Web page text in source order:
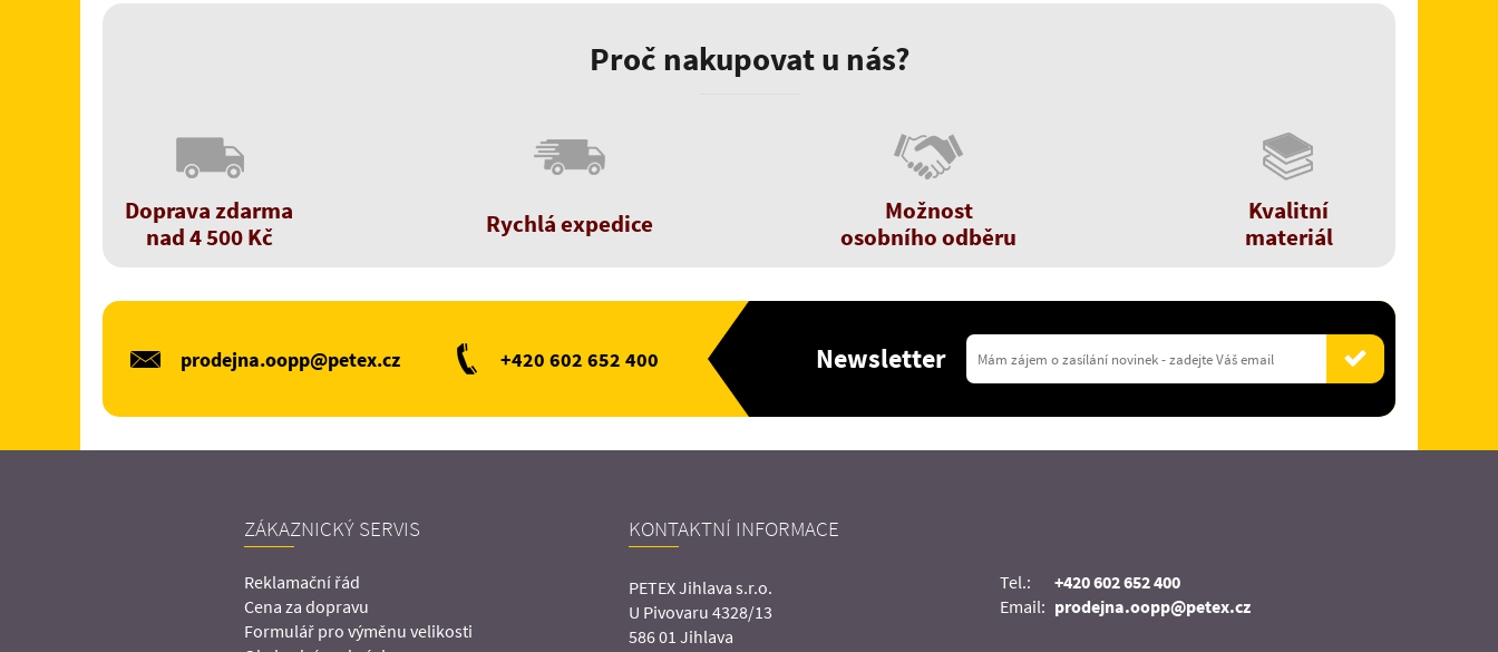
Proč nakupovat u nás?
Doprava zdarma
nad 4 500 Kč
Rychlá expedice
Možnost
osobního odběru
Kvalitní
materiál
prodejna.oopp@petex.cz +420 602 652 400 Newsletter
ZÁKAZNICKÝ SERVIS
Reklamační řád
Cena za dopravu
Formulář pro výměnu velikosti
KONTAKTNÍ INFORMACE
PETEX Jihlava s.r.o.
U Pivovaru 4328/13
586 01 Jihlava
Tel.:
+420 602 652 400
Email: prodejna.oopp@petex.cz